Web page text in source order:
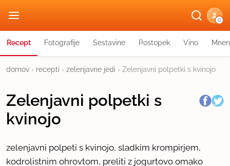
G
Recept Fotografije Sestavine Postopek Vino
domov › recepti › zelenjavne jedi › Zelenjavni polpetki s kvinojo
Zelenjavni polpetki s
kvinojo
zelenjavni polpeti s kvinojo, sladkim krompirjem,
kodrolistnim ohrovtom, preliti z jogurtovo omako